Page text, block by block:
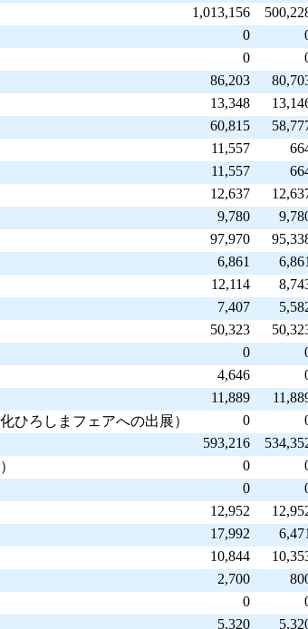
1,013,156
0
0
86,203
13,348
60,815
11,557
11,557
12,637
9,780
97,970
6,861
6,861
12,114
7,407
50,323
0
4,646
11,889
ひろしまフェアへの出展）
0
593,216
0
0
12,952
17,992
6,471
10,844
2,700
0
5,320